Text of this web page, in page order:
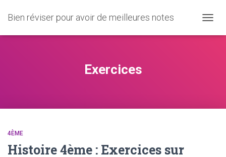
Bien réviser pour avoir de meilleures notes
LA
Exercices
4ÈME
Histoire 4ème : Exercices sur